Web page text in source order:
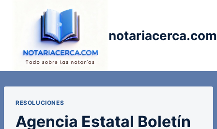
notariacerca.com
RESOLUCIONES
Agencia Estatal Boletín